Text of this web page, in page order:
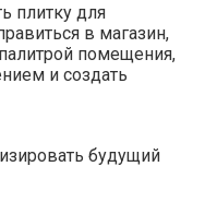
плитку для
в магазин,
помещения,
и создать
будущий